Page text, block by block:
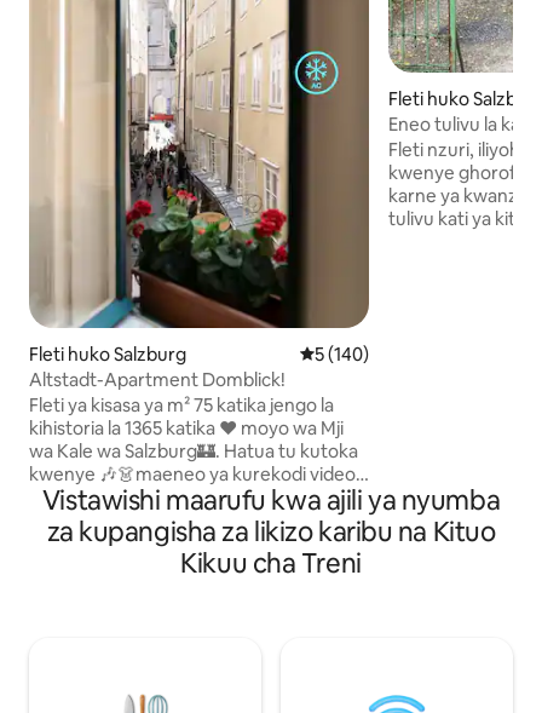
Fleti huko Salzburg Ukadiriaji wa wastani wa 5
5 (140)
Altstadt-Apartment Domblick!
Fleti ya kisasa ya m² 75 katika jengo la
kihistoria la 1365 katika ❤️ moyo wa Mji
wa Kale wa Salzburg🏰. Hatua tu kutoka
kwenye 🎶👗maeneo ya kurekodi video
ya "Sauti ya Muziki", Ukumbi wa🎭
Tamasha, soko la 🌟Krismasi na Eneo la
Kuzaliwa la 🎼Mozart . Pata uzoefu wa
Salzburg kama mkazi!😊 • Mwonekano
inayofikika kupitia lifti (takribani
Fleti huko
Eneo tulivu la
Fleti nzuri,
kwenye ghorofa
karne ya kwanza
tulivu kati ya kituo
Vistawishi maarufu kwa ajili ya nyumba
za kupangisha za likizo karibu na Kituo
Kikuu cha Treni